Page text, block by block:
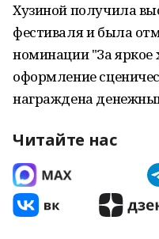
Хузиной получила
фестиваля и была
номинации "За яркое
оформление
награждена
Читайте нас